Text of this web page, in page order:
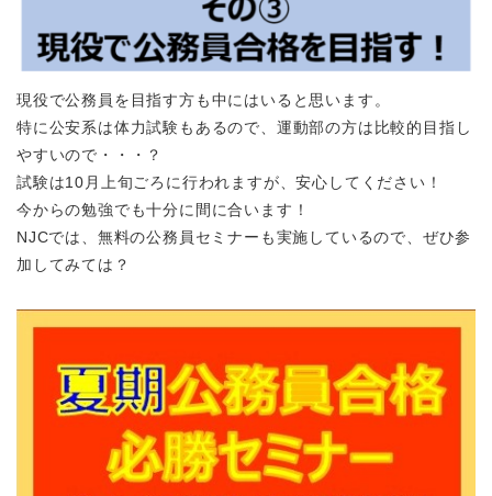
現役で公務員を目指す方も中にはいると思います。
特に公安系は体力試験もあるので、運動部の方は比較的目指し
やすいので・・・？
試験は10月上旬ごろに行われますが、安心してください！
今からの勉強でも十分に間に合います！
NJCでは、無料の公務員セミナーも実施しているので、ぜひ参
加してみては？